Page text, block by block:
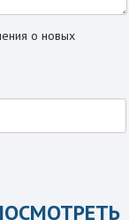
о новых